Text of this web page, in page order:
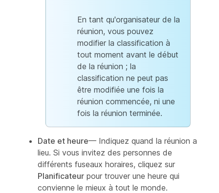
En tant qu'organisateur de la
réunion, vous pouvez
modifier la classification à
tout moment avant le début
de la réunion ; la
classification ne peut pas
être modifiée une fois la
réunion commencée, ni une
fois la réunion terminée.
Date et heure— Indiquez quand la réunion a
lieu. Si vous invitez des personnes de
différents fuseaux horaires, cliquez sur
Planificateur pour trouver une heure qui
convienne le mieux à tout le monde.